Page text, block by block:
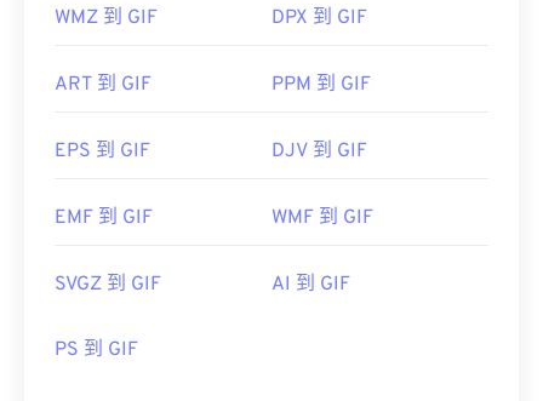
WMZ 到 GIF DPX 到 GIF
ART 到 GIF PPM 到 GIF
EPS 到 GIF DJV 到 GIF
EMF 到 GIF WMF 到 GIF
SVGZ 到 GIF AI 到 GIF
PS 到 GIF